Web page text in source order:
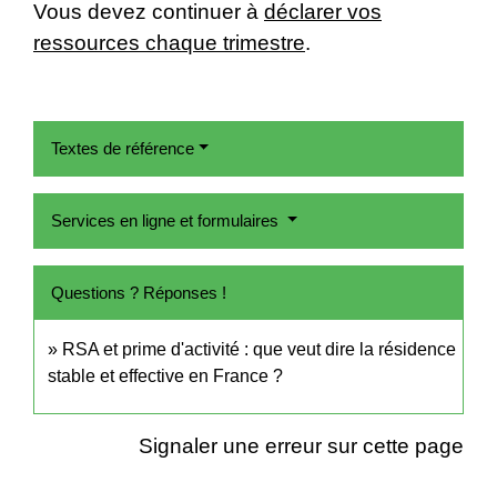
Vous devez continuer à déclarer vos
ressources chaque trimestre.
Textes de référence
Services en ligne et formulaires
Questions ? Réponses !
RSA et prime d'activité : que veut dire la résidence
stable et effective en France ?
Signaler une erreur sur cette page